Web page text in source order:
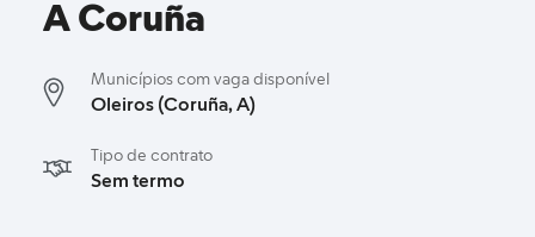
A Coruña
Municípios com vaga disponível
Oleiros (Coruña, A)
Tipo de contrato
Sem termo